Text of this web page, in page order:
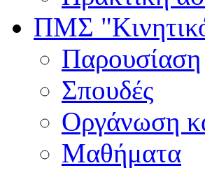
ΠΜΣ
Παρουσίαση
Σπουδές
Οργάνωση
Μαθήματα